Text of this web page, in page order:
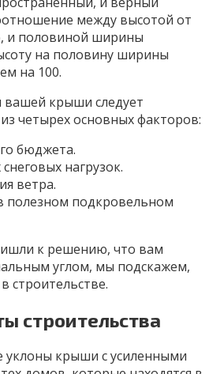
между высотой от
и половиной ширины
на половину ширины
на 100.
вашей крыши следует
четырех основных факторов:
бюджета.
нагрузок.
ветра.
полезном подкровельном
к решению, что вам
углом, мы подскажем,
строительстве.
строительства
крыши с усиленными